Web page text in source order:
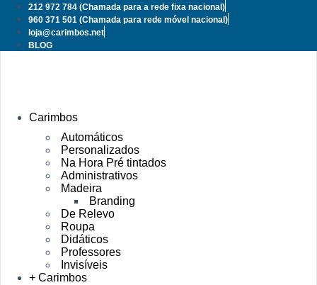
Pular
para
conteúdo
212 972 784 (Chamada para a rede fixa nacional)
960 371 501 (Chamada para rede móvel nacional)
loja@carimbos.net
BLOG
Carimbos
Automáticos
Personalizados
Na Hora Pré tintados
Administrativos
Madeira
Branding
De Relevo
Roupa
Didáticos
Professores
Invisíveis
+ Carimbos